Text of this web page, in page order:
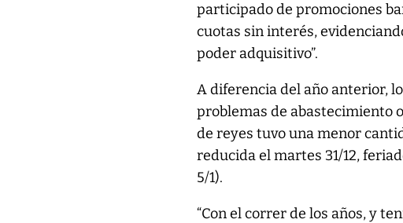
participado de promociones
cuotas sin interés,
poder adquisitivo”.
A diferencia del año anterior,
problemas de abastecimiento
de reyes tuvo una menor
reducida el martes 31/12,
5/1).
“Con el correr de los años, y